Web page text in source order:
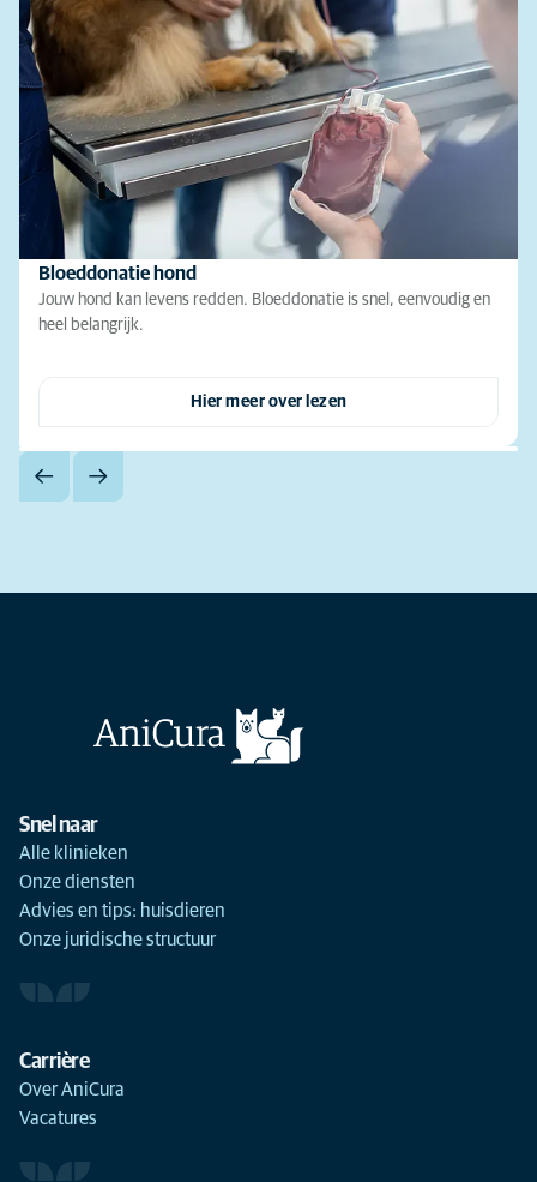
Bloeddonatie hond
Jouw hond kan levens redden. Bloeddonatie is snel, eenvoudig en
heel belangrijk.
Hier meer over lezen
Snel naar
Alle klinieken
Onze diensten
Advies en tips: huisdieren
Onze juridische structuur
Carrière
Over AniCura
Vacatures